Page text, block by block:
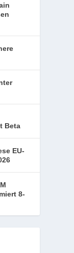
Beta
EU-
8-